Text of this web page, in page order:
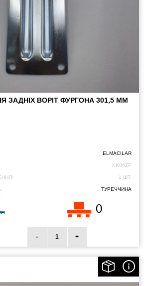
ЗАДНІХ ВОРІТ ФУРГОНА 301,5 ММ
ELMACILAR
KK06ZP
1 ШТ.
ТУРЕЧЧИНА
0
- +